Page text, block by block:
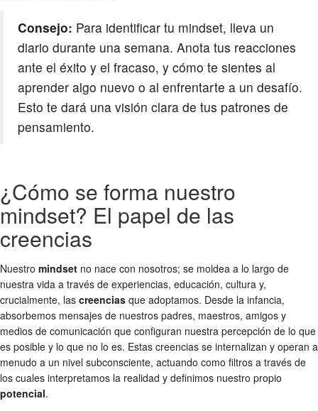
Consejo: Para identificar tu mindset, lleva un
diario durante una semana. Anota tus reacciones
ante el éxito y el fracaso, y cómo te sientes al
aprender algo nuevo o al enfrentarte a un desafío.
Esto te dará una visión clara de tus patrones de
pensamiento.
¿Cómo se forma nuestro
mindset? El papel de las
creencias
Nuestro mindset no nace con nosotros; se moldea a lo largo de
nuestra vida a través de experiencias, educación, cultura y,
crucialmente, las creencias que adoptamos. Desde la infancia,
absorbemos mensajes de nuestros padres, maestros, amigos y
medios de comunicación que configuran nuestra percepción de lo que
es posible y lo que no lo es. Estas creencias se internalizan y operan a
menudo a un nivel subconsciente, actuando como filtros a través de
los cuales interpretamos la realidad y definimos nuestro propio
potencial.